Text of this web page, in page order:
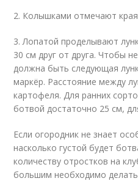
2. Колышками отмечают
3. Лопатой проделывают
30 см друг от друга. Чтобы
должна быть следующая
маркёр. Расстояние между
картофеля. Для ранних
ботвой достаточно 25 см,
Если огородник не знает
насколько густой будет
количеству отростков на
большим необходимо